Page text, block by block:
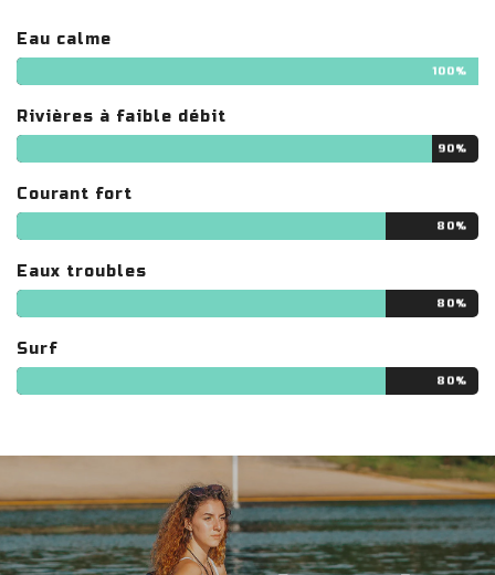
Eau calme
100%
Rivières à faible débit
90%
Courant fort
80%
Eaux troubles
80%
Surf
80%